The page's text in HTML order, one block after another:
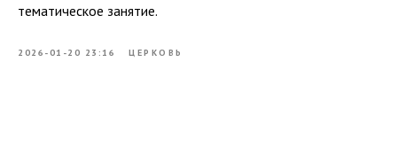
тематическое занятие.
2026-01-20 23:16 ЦЕРКОВЬ